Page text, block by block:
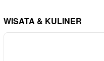
WISATA & KULINER